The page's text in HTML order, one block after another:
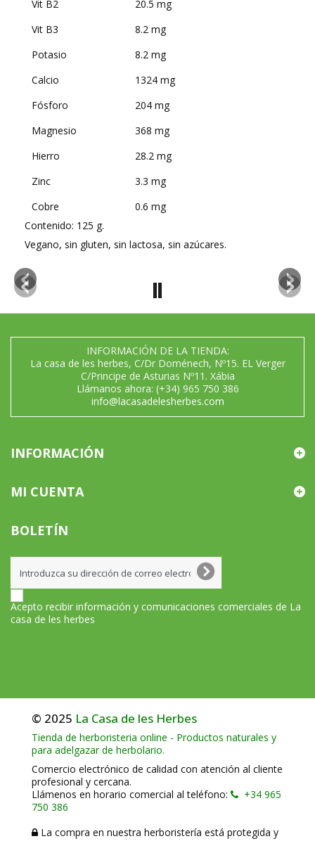
Vit B2
20.5 mg
Vit B3
8.2 mg
Potasio
8.2 mg
Calcio
1324 mg
Fósforo
204 mg
Magnesio
368 mg
Hierro
28.2 mg
Zinc
3.3 mg
Cobre
0.6 mg
Contenido: 125 g.
Vegano, sin gluten, sin lactosa, sin azúcares.
INFORMACIÓN DE LA TIENDA:
La casa de les herbes, C/Dr Doménech, Nº15. EL Verger
C/Principe de Asturias Nº11. Xábia
Llámanos ahora: (+34) 965 750 386
info@lacasadelesherbes.com
INFORMACIÓN
MI CUENTA
BOLETÍN
Acepto recibir información y comunicaciones comerciales de La
casa de les herbes
© 2025 La Casa de les Herbes
Tienda de herboristeria online - Productos naturales y
para adelgazar de herbolario.
Comercio electrónico de calidad con atención al cliente
profesional y cercana.
Llámenos en horario comercial al teléfono:
+34 965
750 386
La compra en nuestra herboristería está protegida y